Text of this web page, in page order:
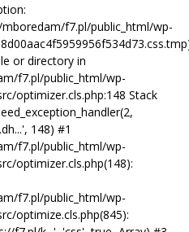
f7.pl/public_html/wp-
or directory in
f7.pl/public_html/wp-
optimizer.cls.php:148 Stack
148) #1
f7.pl/public_html/wp-
optimizer.cls.php(148):
f7.pl/public_html/wp-
optimize.cls.php(845):